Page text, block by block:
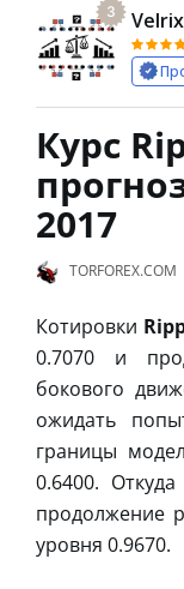
3 Velrix
Курс
2017
TORFOREX.COM
Котировки
0.7070 и
бокового
ожидать
границы
0.6400.
продолжение
уровня 0.9670.